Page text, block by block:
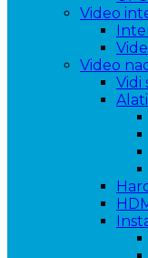
Video
Video
Vidi
Alati